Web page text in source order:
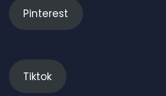
Pinterest
Tiktok